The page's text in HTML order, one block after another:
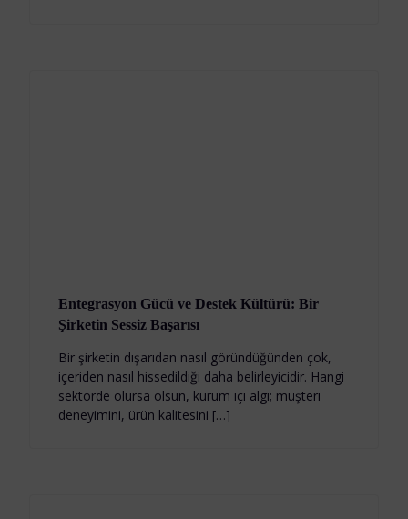
Entegrasyon Gücü ve Destek Kültürü: Bir
Şirketin Sessiz Başarısı
Bir şirketin dışarıdan nasıl göründüğünden çok,
içeriden nasıl hissedildiği daha belirleyicidir. Hangi
sektörde olursa olsun, kurum içi algı; müşteri
deneyimini, ürün kalitesini […]